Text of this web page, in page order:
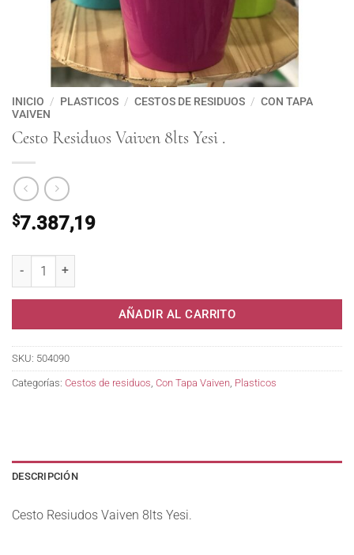
INICIO / PLASTICOS / CESTOS DE RESIDUOS / CON TAPA
VAIVEN
Cesto Residuos Vaiven 8lts Yesi .
$7.387,19
AÑADIR AL CARRITO
SKU: 504090
Categorías: Cestos de residuos, Con Tapa Vaiven, Plasticos
DESCRIPCIÓN
Cesto Resiudos Vaiven 8lts Yesi.